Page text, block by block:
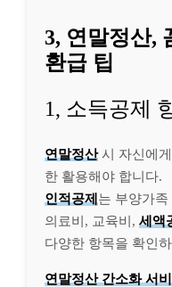
3, 연말정산,
환급 팁
1, 소득공제
연말정산시 자신에
한 활용해야 합니다.
인적공제 는 부양가족
의료비, 교육비, 세액
다양한 항목을 확인
연말정산 간소화 서